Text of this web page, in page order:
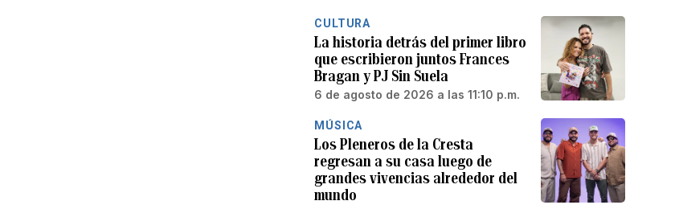
CULTURA
La historia detrás del primer libro
que escribieron juntos Frances
Bragan y PJ Sin Suela
6 de agosto de 2026 a las 11:10 p.m.
MÚSICA
Los Pleneros de la Cresta
regresan a su casa luego de
grandes vivencias alrededor del
mundo